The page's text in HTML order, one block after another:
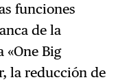
funciones
de la
Big
la reducción de